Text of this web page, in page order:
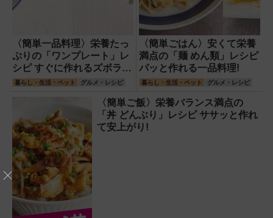
〈簡単一品料理〉栄養たっ
ぷりの「ワンプレート」レ
シピ すぐに作れるズボラ
飯!
暮らし・生活・ペット グルメ・レシピ
〈簡単ごはん〉安くて栄養
満点の「麺 めん類」レシピ
パッと作れる一品料理!
暮らし・生活・ペット グルメ・レシピ
〈簡単ご飯〉栄養バランス満点の
「丼 どんぶり」レシピ ササッと作れ
て安上がり!